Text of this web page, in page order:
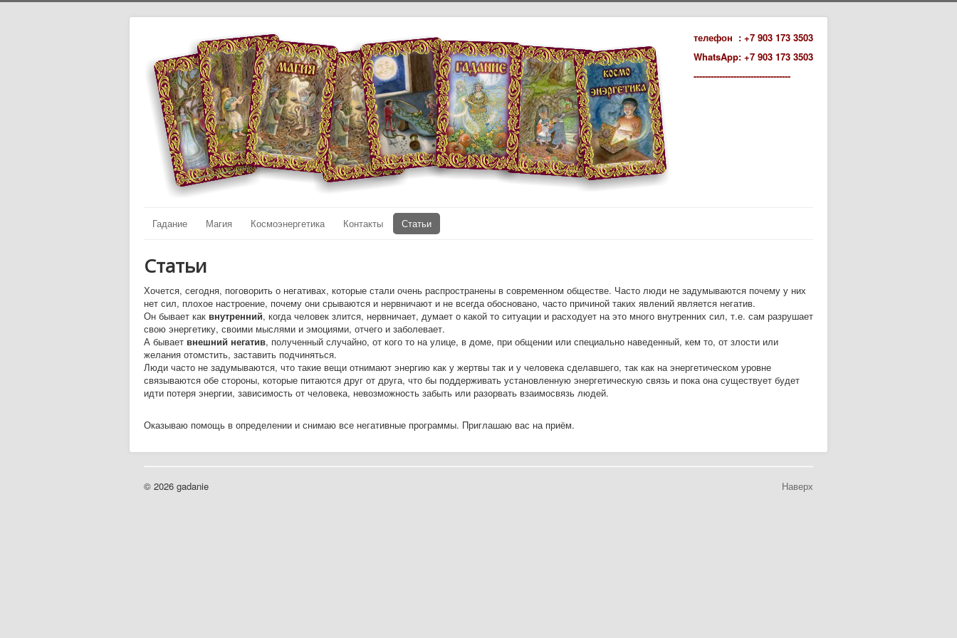
телефон : +7 903 173 3503
WhatsApp: +7 903 173 3503
----------------------------------
Гадание Магия Космоэнергетика Контакты Статьи
Статьи
Хочется, сегодня, поговорить о негативах, которые стали очень распространены в современном обществе. Часто люди не задумываются почему у них
нет сил, плохое настроение, почему они срываются и нервничают и не всегда обосновано, часто причиной таких явлений является негатив.
Он бывает как внутренний, когда человек злится, нервничает, думает о какой то ситуации и расходует на это много внутренних сил, т.е. сам разрушает
свою энергетику, своими мыслями и эмоциями, отчего и заболевает.
А бывает внешний негатив, полученный случайно, от кого то на улице, в доме, при общении или специально наведенный, кем то, от злости или
желания отомстить, заставить подчиняться.
Люди часто не задумываются, что такие вещи отнимают энергию как у жертвы так и у человека сделавшего, так как на энергетическом уровне
связываются обе стороны, которые питаются друг от друга, что бы поддерживать установленную энергетическую связь и пока она существует будет
идти потеря энергии, зависимость от человека, невозможность забыть или разорвать взаимосвязь людей.
Оказываю помощь в определении и снимаю все негативные программы. Приглашаю вас на приём.
Наверх
© 2026 gadanie